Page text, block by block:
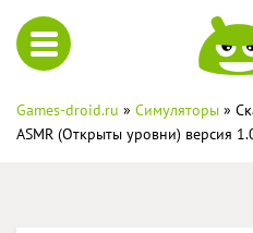
Games-droid.ru » Симуляторы »
ASMR (Открыты уровни) версия